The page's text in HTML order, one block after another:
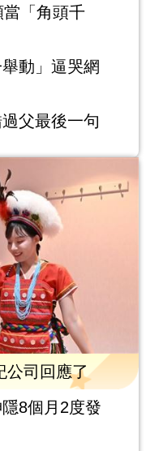
「角頭千
動」逼哭網
父最後一句
司回應了
8個月2度發